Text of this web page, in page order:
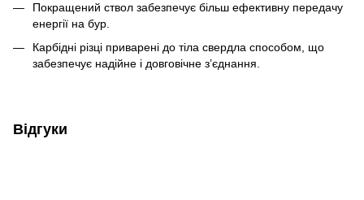
Покращений ствол забезпечує більш ефективну передачу
енергії на бур.
Карбідні різці приварені до тіла свердла способом, що
забезпечує надійне і довговічне з’єднання.
Відгуки